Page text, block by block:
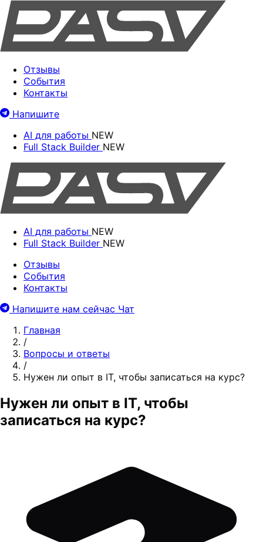
Отзывы
События
Контакты
Напишите
AI для работы NEW
Full Stack Builder NEW
AI для работы NEW
Full Stack Builder NEW
Отзывы
События
Контакты
Напишите нам сейчас Чат
Главная
/
Вопросы и ответы
/
Нужен ли опыт в IT, чтобы записаться на курс?
Нужен ли опыт в IT, чтобы
записаться на курс?